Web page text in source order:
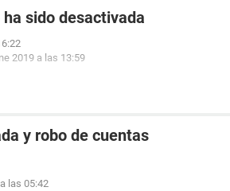
sido desactivada
2019 a las 13:59
y robo de cuentas
las 05:42